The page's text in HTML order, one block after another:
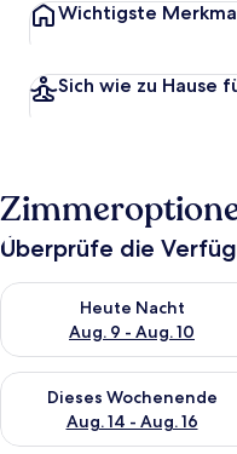
Wichtigste
Sich wie zu Hause
Überprüfe die
Heute Nacht
Aug. 9 - Aug. 10
Überprüfe die
Dieses Wochenende
Aug. 14 - Aug. 16
Überprüfe die